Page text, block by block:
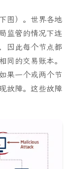
图）。世界各地
监管的情况下连
因此每个节点都
同的交易账本。
果一个或两个节
故障。这些故障